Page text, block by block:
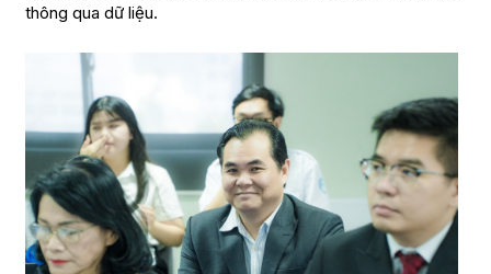
thông qua dữ liệu.